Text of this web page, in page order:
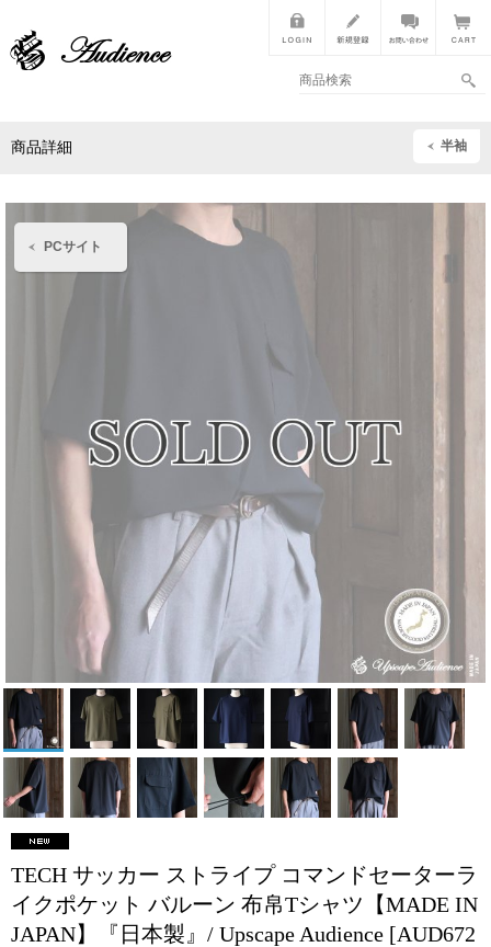
PCサイト
商品詳細 半袖
TECH サッカー ストライプ コマンドセーターラ
イクポケット バルーン 布帛Tシャツ【MADE IN
JAPAN】『日本製』/ Upscape Audience [AUD672